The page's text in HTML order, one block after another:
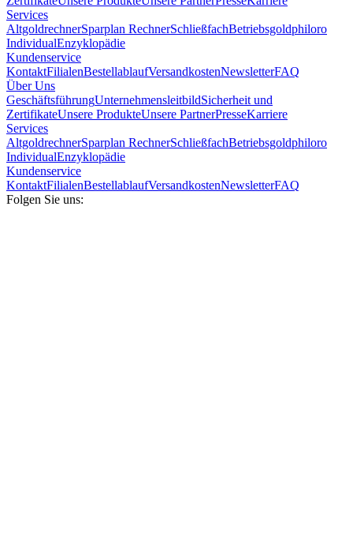
Services
AltgoldrechnerSparplan RechnerSchließfachBetriebsgoldphiloro
IndividualEnzyklopädie
Kundenservice
KontaktFilialenBestellablaufVersandkostenNewsletterFAQ
Über Uns
GeschäftsführungUnternehmensleitbildSicherheit und
ZertifikateUnsere ProdukteUnsere PartnerPresseKarriere
Services
AltgoldrechnerSparplan RechnerSchließfachBetriebsgoldphiloro
IndividualEnzyklopädie
Kundenservice
KontaktFilialenBestellablaufVersandkostenNewsletterFAQ
Folgen Sie uns: